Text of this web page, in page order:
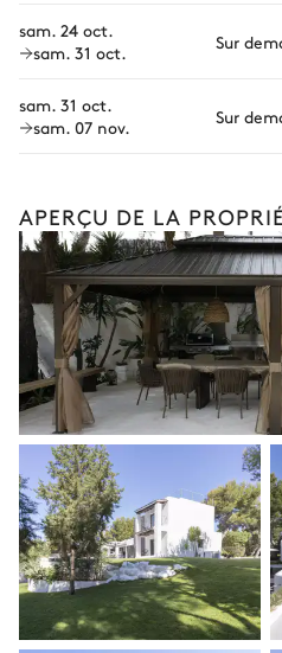
8 places
Location de bateau
Visites guidées et excursions
saison, la destination ou la
vous guidera vers les offres
sam. 24 oct.
sam. 31 oct.
Sur
sam. 31 oct.
sam. 07 nov.
Sur
APERÇU DE LA